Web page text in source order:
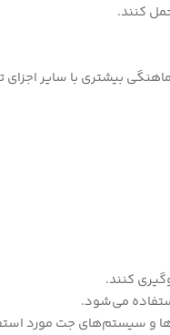
کنند.
بیشتری با سایر اجزای
کنند.
می‌شود.
و سیستم‌های جت مورد